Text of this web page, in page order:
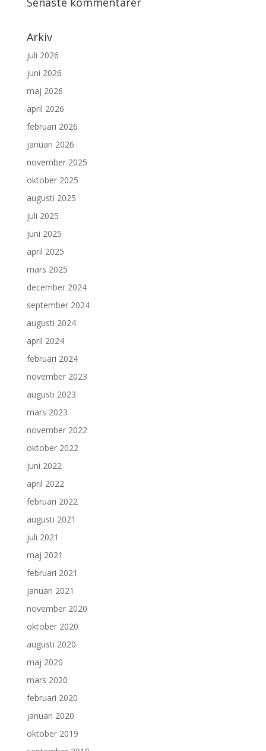
Arkiv
juli 2026
juni 2026
maj 2026
april 2026
februari 2026
januari 2026
november 2025
oktober 2025
augusti 2025
juli 2025
juni 2025
april 2025
mars 2025
december 2024
september 2024
augusti 2024
april 2024
februari 2024
november 2023
augusti 2023
mars 2023
november 2022
oktober 2022
juni 2022
april 2022
februari 2022
augusti 2021
juli 2021
maj 2021
februari 2021
januari 2021
november 2020
oktober 2020
augusti 2020
maj 2020
mars 2020
februari 2020
januari 2020
oktober 2019